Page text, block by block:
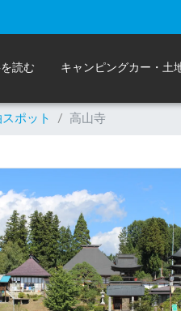
読む キャンピングカー・土
ポット / 高山寺